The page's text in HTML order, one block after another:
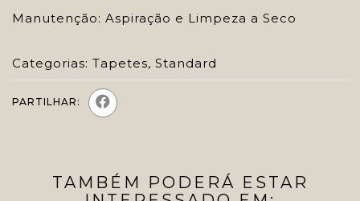
Manutenção: Aspiração e Limpeza a Seco
Categorias: Tapetes, Standard
PARTILHAR:
TAMBÉM PODERÁ ESTAR